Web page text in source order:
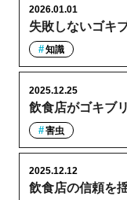
失敗しないゴキ
2026.01.01
知識
飲食店がゴキブ
2025.12.25
害虫
飲食店の信頼を
2025.12.12